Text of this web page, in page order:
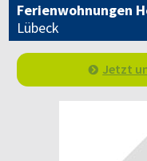
Ferienwohnungen
Lübeck
Jetzt